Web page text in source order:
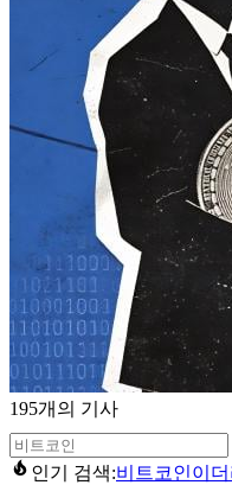
195개의 기사
인기 검색:비트코인이